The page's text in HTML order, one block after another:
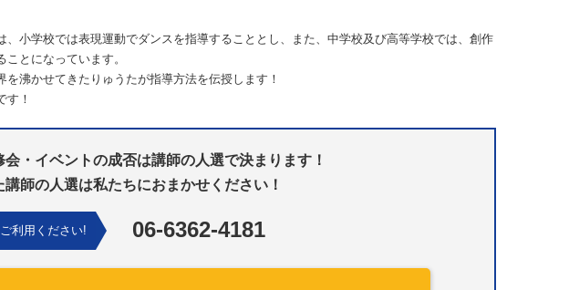
小学校では表現運動でダンスを指導することとし、また、中学校及び高等学校では、創作
とになっています。
沸かせてきたりゅうたが指導方法を伝授します！
す！
・イベントの成否は講師の人選で決まります！
師の人選は私たちにおまかせください！
利用ください! 06-6362-4181